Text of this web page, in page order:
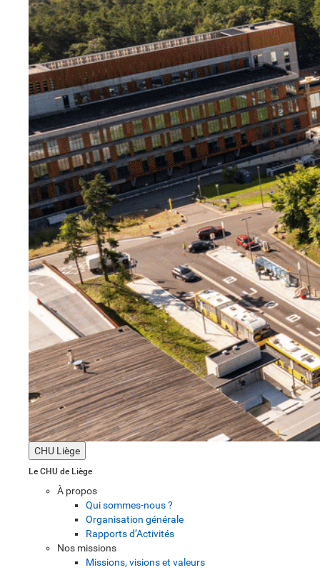
CHU Liège
Le CHU de Liège
À propos
Qui sommes-nous ?
Organisation générale
Rapports d’Activités
Nos missions
Missions, visions et valeurs